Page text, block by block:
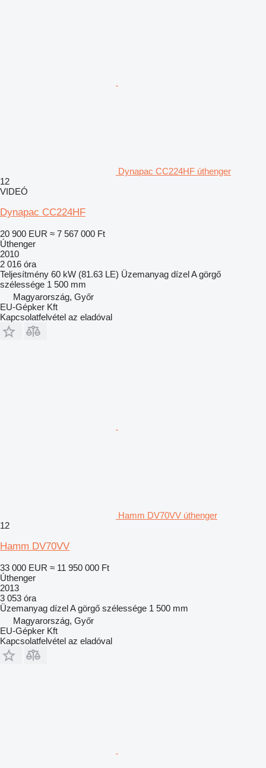
Dynapac CC224HF úthenger
12
VIDEÓ
Dynapac CC224HF
20 900 EUR ≈ 7 567 000 Ft
Úthenger
2010
2 016 óra
Teljesítmény 60 kW (81.63 LE) Üzemanyag dízelA görgő
szélessége 1 500 mm
Magyarország, Győr
EU-Gépker Kft
Kapcsolatfelvétel az eladóval
Hamm DV70VV úthenger
12
Hamm DV70VV
33 000 EUR ≈ 11 950 000 Ft
Úthenger
2013
3 053 óra
Üzemanyag dízelA görgő szélessége 1 500 mm
Magyarország, Győr
EU-Gépker Kft
Kapcsolatfelvétel az eladóval